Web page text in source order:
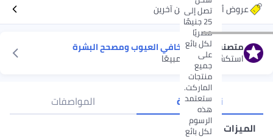
تصل إلى
25 جنيهًا
مصريًا
لكل بائع
على
جميع
منتجات
الماركت.
ستعتمد
هذه
الرسوم
لكل بائع
عروض أكثر من بائعين آخرين
متصنف#28 في خافي العيوب ومصحح البشرة
استكشف الأفضل مبيعًا
نظرة عامة المواصفات
الميزات الأساسية